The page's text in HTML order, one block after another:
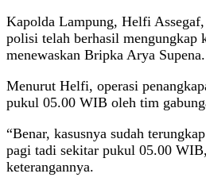
Kapolda Lampung, Helfi
polisi telah berhasil mengungkap
menewaskan Bripka Arya Supena.
Menurut Helfi, operasi
pukul 05.00 WIB oleh tim
“Benar, kasusnya sudah
pagi tadi sekitar pukul 05.00
keterangannya.